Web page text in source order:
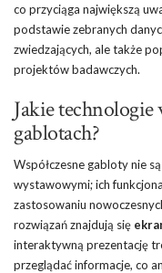
co przyciąga największą
podstawie zebranych
zwiedzających, ale także
projektów badawczych.
Jakie technologie
gablotach?
Współczesne gabloty nie
wystawowymi; ich
zastosowaniu
rozwiązań znajdują się
interaktywną prezentację
przeglądać informacje, co